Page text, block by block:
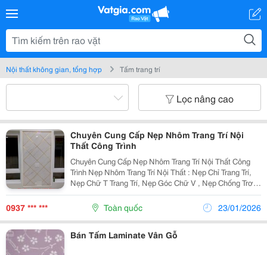
Nội thất không gian, tổng hợp Tấm trang trí
Lọc nâng cao
Chuyên Cung Cấp Nẹp Nhôm Trang Trí Nội
Thất Công Trình
Chuyên Cung Cấp Nẹp Nhôm Trang Trí Nội Thất Công
Trình Nẹp Nhôm Trang Trí Nội Thất : Nẹp Chỉ Trang Trí,
Nẹp Chữ T Trang Trí, Nẹp Góc Chữ V , Nẹp Chống Trơn
Cầu Thang, Nẹp Inox, Nẹp Chữ U... Nội Thất Luôn Là
Phần Được Gia Chủ Quan Tâm Nhất. Đơn Giản...
0937 *** *** Toàn quốc 23/01/2026
Bán Tấm Laminate Vân Gỗ